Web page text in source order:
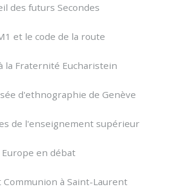
des futurs Secondes
et le code de la route
la Fraternité Eucharistein
d'ethnographie de Genève
de l'enseignement supérieur
Europe en débat
Communion à Saint-Laurent